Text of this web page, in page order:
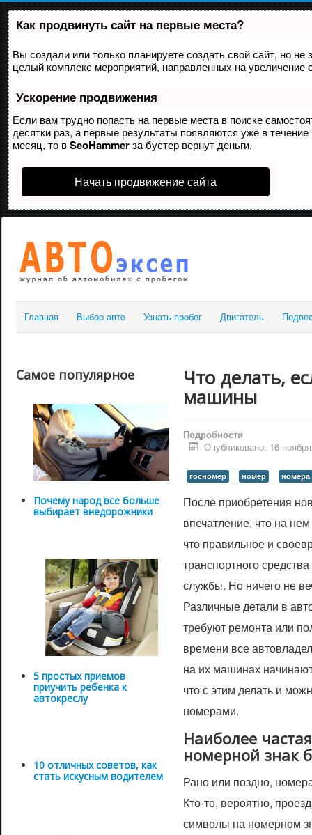
Как продвинуть сайт на первые места?
Вы создали или только планируете создать свой сайт, но
целый комплекс мероприятий, направленных на
Ускорение продвижения
Если вам трудно попасть на первые места в поиске
десятки раз, а первые результаты появляются уже в
месяц, то вSeoHammerза бустер вернут деньги.
Начать продвижение сайта
Главная Выбор авто Узнать пробег Двигатель
Самое популярное
Почему народ все больше
выбирает внедорожники
5 простых приемов
приучить ребенка к
автокреслу
10 отличных советов, как
стать искусным водителем
Что делать,
машины
Подробности
Опубликовано: 16
госномер номер номера
После приобретения
впечатление, что на
что правильное и
транспортного
службы. Но ничего не
Различные детали в
требуют ремонта или
времени все
на их машинах
что с этим делать и
номерами.
Наиболее
номерной знак
Рано или поздно,
Кто-то, вероятно,
символы на номерном